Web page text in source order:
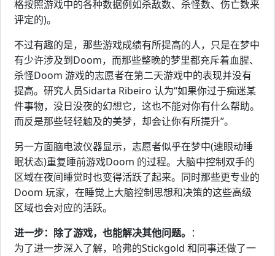
格按照游戏中的各种数据例如杀敌数、杀怪数、伤亡数来
评定的)。
不过有趣的是，那些游戏成绩有所提高的人，只是在梦中
有少许涉及到Doom，而那些整晚的梦里都充斥着血腥、
杀怪Doom 游戏的志愿者在第二天游戏中的表现并没有
提高。研究人员Sidarta Ribeiro 认为“如果你过于痴迷某
件事物，没日没夜的幻想它，这也不能对你有什么帮助。
而反是那些轻轻触及的美梦，却会让你有所提升”。
另一方面脑电波仪器显示，志愿者似乎在梦中(速眼动睡
眠状态)重复睡前游戏Doom 的过程。大脑中控制双手的
区域在夜间睡觉时也变得活跃了起来。同时那些更专业的
Doom 玩家，在睡觉上大脑控制思想和决策的这些高级
区域也会对应的活跃。
进一步：除了游戏，也能解决其他问题。 ：
为了进一步深入了解，哈弗的Stickgold 和同事还做了一